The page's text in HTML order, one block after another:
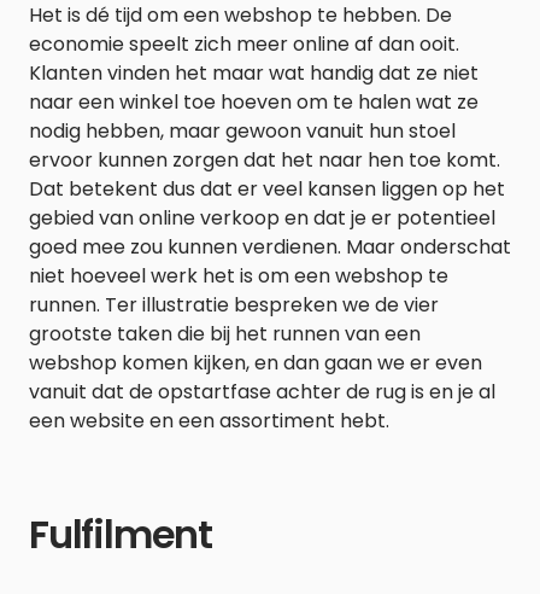
Het is dé tijd om een webshop te hebben. De
economie speelt zich meer online af dan ooit.
Klanten vinden het maar wat handig dat ze niet
naar een winkel toe hoeven om te halen wat ze
nodig hebben, maar gewoon vanuit hun stoel
ervoor kunnen zorgen dat het naar hen toe komt.
Dat betekent dus dat er veel kansen liggen op het
gebied van online verkoop en dat je er potentieel
goed mee zou kunnen verdienen. Maar onderschat
niet hoeveel werk het is om een webshop te
runnen. Ter illustratie bespreken we de vier
grootste taken die bij het runnen van een
webshop komen kijken, en dan gaan we er even
vanuit dat de opstartfase achter de rug is en je al
een website en een assortiment hebt.
Fulfilment